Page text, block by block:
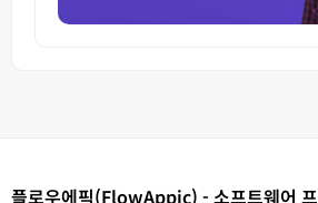
플로우에픽(FlowAppic) - 소프트웨어